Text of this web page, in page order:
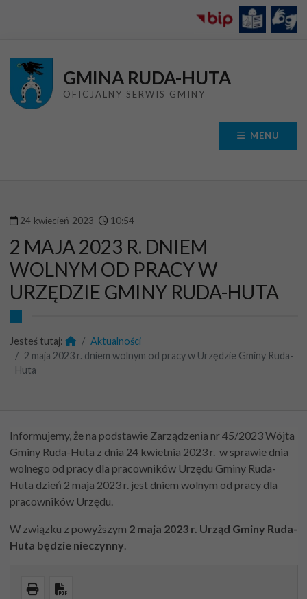
GMINA RUDA-HUTA
OFICJALNY SERWIS GMINY
MENU
24 kwiecień 2023 10:54
2 MAJA 2023 R. DNIEM
WOLNYM OD PRACY W
URZĘDZIE GMINY RUDA-HUTA
Jesteś tutaj:
Aktualności
2 maja 2023 r. dniem wolnym od pracy w Urzędzie Gminy Ruda-
Huta
Informujemy, że na podstawie Zarządzenia nr 45/2023 Wójta
Gminy Ruda-Huta z dnia 24 kwietnia 2023 r. w sprawie dnia
wolnego od pracy dla pracowników Urzędu Gminy Ruda-
Huta dzień 2 maja 2023 r. jest dniem wolnym od pracy dla
pracowników Urzędu.
W związku z powyższym 2 maja 2023 r. Urząd Gminy Ruda-
Huta będzie nieczynny
WydrukujPobierz PDF